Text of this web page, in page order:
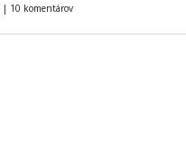
| 10 komentárov